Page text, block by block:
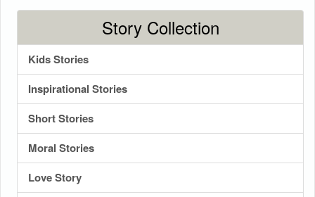
Story Collection
Kids Stories
Inspirational Stories
Short Stories
Moral Stories
Love Story